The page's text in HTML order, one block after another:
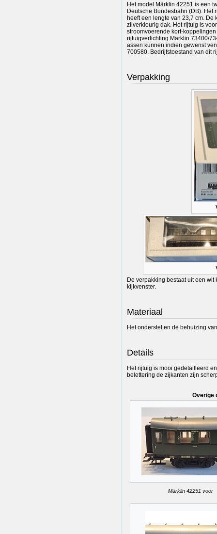
Het model Märklin 42251 is een
Deutsche Bundesbahn (DB). Het
heeft een lengte van 23,7 cm. De
zilverkleurig dak. Het rijtuig is
stroomvoerende kort-
rijtuigverlichting Märklin 73400/
assen kunnen indien gewenst
700580. Bedrijfstoestand van dit
Verpakking
De verpakking bestaat uit een
kijkvenster.
Materiaal
Het onderstel en de behuizing
Details
Het rijtuig is mooi gedetailleerd
belettering de zijkanten zijn
Overige
Märklin 42251 voor